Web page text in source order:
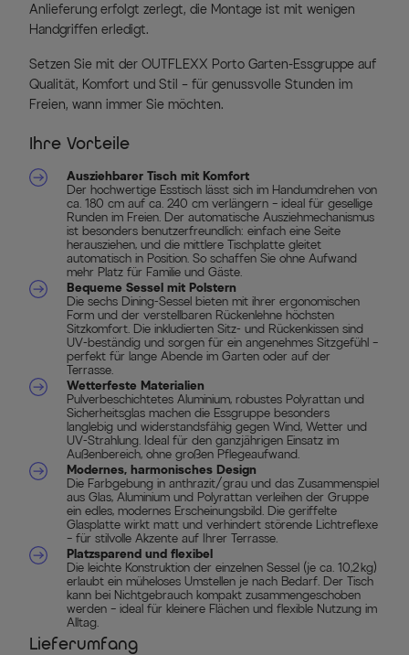
Anlieferung erfolgt zerlegt, die Montage ist mit wenigen
Handgriffen erledigt.
Setzen Sie mit der OUTFLEXX Porto Garten-Essgruppe auf
Qualität, Komfort und Stil – für genussvolle Stunden im
Freien, wann immer Sie möchten.
Ihre Vorteile
Ausziehbarer Tisch mit Komfort
Der hochwertige Esstisch lässt sich im Handumdrehen von
ca. 180 cm auf ca. 240 cm verlängern – ideal für gesellige
Runden im Freien. Der automatische Ausziehmechanismus
ist besonders benutzerfreundlich: einfach eine Seite
herausziehen, und die mittlere Tischplatte gleitet
automatisch in Position. So schaffen Sie ohne Aufwand
mehr Platz für Familie und Gäste.
Bequeme Sessel mit Polstern
Die sechs Dining-Sessel bieten mit ihrer ergonomischen
Form und der verstellbaren Rückenlehne höchsten
Sitzkomfort. Die inkludierten Sitz- und Rückenkissen sind
UV-beständig und sorgen für ein angenehmes Sitzgefühl –
perfekt für lange Abende im Garten oder auf der
Terrasse.
Wetterfeste Materialien
Pulverbeschichtetes Aluminium, robustes Polyrattan und
Sicherheitsglas machen die Essgruppe besonders
langlebig und widerstandsfähig gegen Wind, Wetter und
UV-Strahlung. Ideal für den ganzjährigen Einsatz im
Außenbereich, ohne großen Pflegeaufwand.
Modernes, harmonisches Design
Die Farbgebung in anthrazit/grau und das Zusammenspiel
aus Glas, Aluminium und Polyrattan verleihen der Gruppe
ein edles, modernes Erscheinungsbild. Die geriffelte
Glasplatte wirkt matt und verhindert störende Lichtreflexe
– für stilvolle Akzente auf Ihrer Terrasse.
Platzsparend und flexibel
Die leichte Konstruktion der einzelnen Sessel (je ca. 10,2 kg)
erlaubt ein müheloses Umstellen je nach Bedarf. Der Tisch
kann bei Nichtgebrauch kompakt zusammengeschoben
werden – ideal für kleinere Flächen und flexible Nutzung im
Alltag.
Lieferumfang